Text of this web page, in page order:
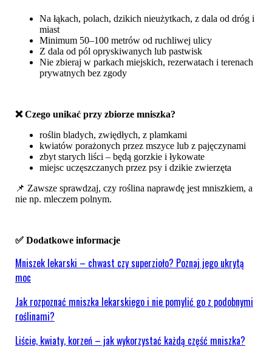
Na łąkach, polach, dzikich nieużytkach, z dala od dróg i
miast
Minimum 50–100 metrów od ruchliwej ulicy
Z dala od pól opryskiwanych lub pastwisk
Nie zbieraj w parkach miejskich, rezerwatach i terenach
prywatnych bez zgody
❌ Czego unikać przy zbiorze mniszka?
roślin bladych, zwiędłych, z plamkami
kwiatów porażonych przez mszyce lub z pajęczynami
zbyt starych liści – będą gorzkie i łykowate
miejsc uczęszczanych przez psy i dzikie zwierzęta
📌 Zawsze sprawdzaj, czy roślina naprawdę jest mniszkiem, a
nie np. mleczem polnym.
✅ Dodatkowe informacje
Mniszek lekarski – chwast czy superzioło? Poznaj jego ukrytą
moc
Jak rozpoznać mniszka lekarskiego i nie pomylić go z podobnymi
roślinami?
Liście, kwiaty, korzeń – jak wykorzystać każdą część mniszka?